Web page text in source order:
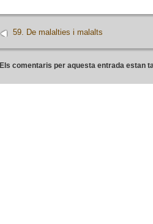
59. De malalties i malalts
Els comentaris per aquesta entrada estan